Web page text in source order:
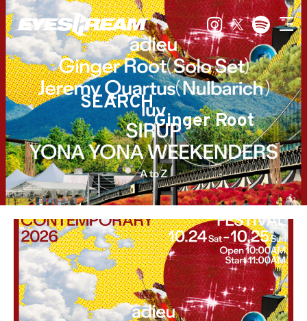
SEARCH
Ginger Root